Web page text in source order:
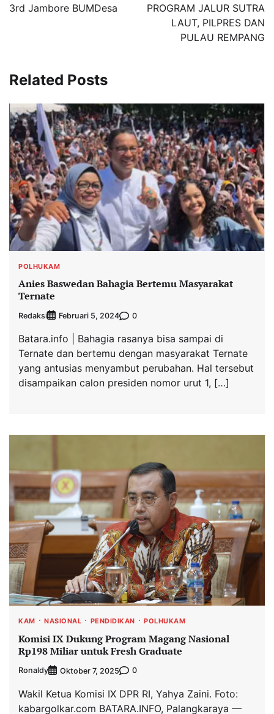
3rd Jambore BUMDesa
PROGRAM JALUR SUTRA
LAUT, PILPRES DAN
PULAU REMPANG
Related Posts
POLHUKAM
Anies Baswedan Bahagia Bertemu Masyarakat
Ternate
Redaksi Februari 5, 2024 0
Batara.info | Bahagia rasanya bisa sampai di
Ternate dan bertemu dengan masyarakat Ternate
yang antusias menyambut perubahan. Hal tersebut
disampaikan calon presiden nomor urut 1, […]
KAM NASIONAL PENDIDIKAN POLHUKAM
Komisi IX Dukung Program Magang Nasional
Rp198 Miliar untuk Fresh Graduate
Ronaldy Oktober 7, 2025 0
Wakil Ketua Komisi IX DPR RI, Yahya Zaini. Foto:
kabargolkar.com BATARA.INFO, Palangkaraya —